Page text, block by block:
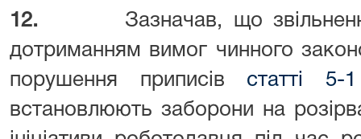
12. Зазначав, що
дотриманням вимог чинного
порушення приписів статті
встановлюють заборони на